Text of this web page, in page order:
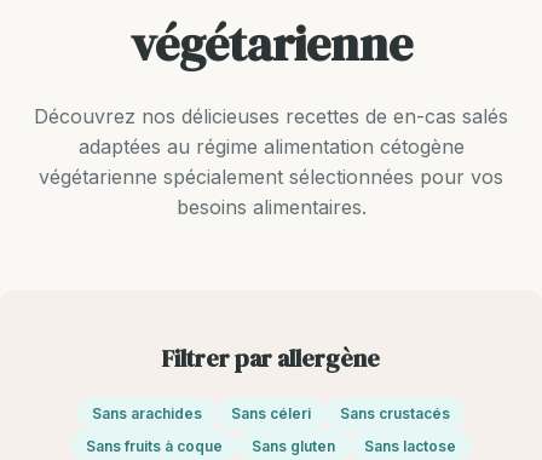
végétarienne
Découvrez nos délicieuses recettes de en-cas salés
adaptées au régime alimentation cétogène
végétarienne spécialement sélectionnées pour vos
besoins alimentaires.
Filtrer par allergène
Sans arachides Sans céleri
Sans crustacés
Sans fruits à coque
Sans gluten
Sans lactose